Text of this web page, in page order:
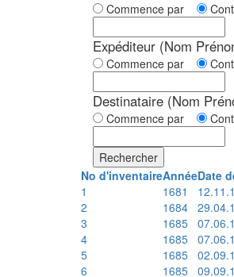
Commence par
Expéditeur (Nom
Commence par
Destinataire (Nom
Commence par
Rechercher
No d'inventaireAnnéeDate
1
1681
2
1684
3
1685
4
1685
5
1685
6
1685